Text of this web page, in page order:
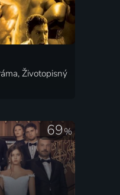
Životopisný
69%